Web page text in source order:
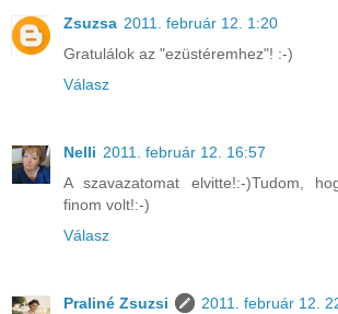
Zsuzsa 2011. február 12. 1:20
Gratulálok az "ezüstéremhez"! :-)
Válasz
Nelli 2011. február 12. 16:57
A szavazatomat elvitte!:-)Tudom,
finom volt!:-)
Válasz
Praliné Zsuzsi
2011. február 12.